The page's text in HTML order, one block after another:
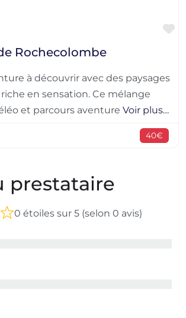
Rochecolombe
à découvrir avec des paysages
en sensation. Ce mélange
et parcours aventure Voir plus…
40€
prestataire
0 étoiles sur 5 (selon 0 avis)